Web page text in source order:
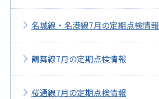
名城線・名港線7月の定期点検情報
鶴舞線7月の定期点検情報
桜通線7月の定期点検情報